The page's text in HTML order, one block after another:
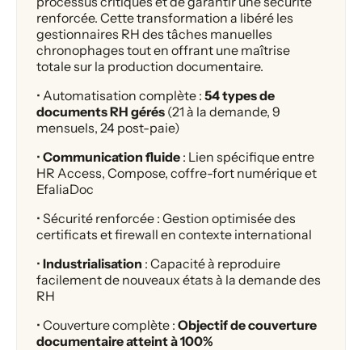
renforcée. Cette transformation a libéré les
gestionnaires RH des tâches manuelles
chronophages tout en offrant une maîtrise
totale sur la production documentaire.
• Automatisation complète : 54 types de
documents RH gérés (21 à la demande, 9
mensuels, 24 post-paie)
• Communication fluide : Lien spécifique entre
HR Access, Compose, coffre-fort numérique et
EfaliaDoc
• Sécurité renforcée : Gestion optimisée des
certificats et firewall en contexte international
• Industrialisation : Capacité à reproduire
facilement de nouveaux états à la demande des
RH
• Couverture complète : Objectif de couverture
documentaire atteint à 100%